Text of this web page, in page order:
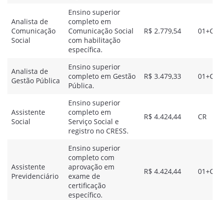
Analista de
Comunicação
Social
Ensino superior
completo em
Comunicação Social
com habilitação
específica.
R$ 2.779,54 01+CR
Analista de
Gestão Pública
Ensino superior
completo em Gestão
Pública.
R$ 3.479,33 01+CR
Assistente
Social
Ensino superior
completo em
Serviço Social e
registro no CRESS.
R$ 4.424,44 CR
Assistente
Previdenciário
Ensino superior
completo com
aprovação em
exame de
certificação
específico.
R$ 4.424,44 01+CR